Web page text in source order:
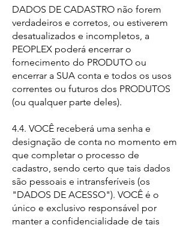
DADOS DE CADASTRO não forem
verdadeiros e corretos, ou estiverem
desatualizados e incompletos, a
PEOPLEX poderá encerrar o
fornecimento do PRODUTO ou
encerrar a SUA conta e todos os usos
correntes ou futuros dos PRODUTOS
(ou qualquer parte deles).
4.4. VOCÊ receberá uma senha e
designação de conta no momento em
que completar o processo de
cadastro, sendo certo que tais dados
são pessoais e intransferíveis (os
"DADOS DE ACESSO"). VOCÊ é o
único e exclusivo responsável por
manter a confidencialidade de tais